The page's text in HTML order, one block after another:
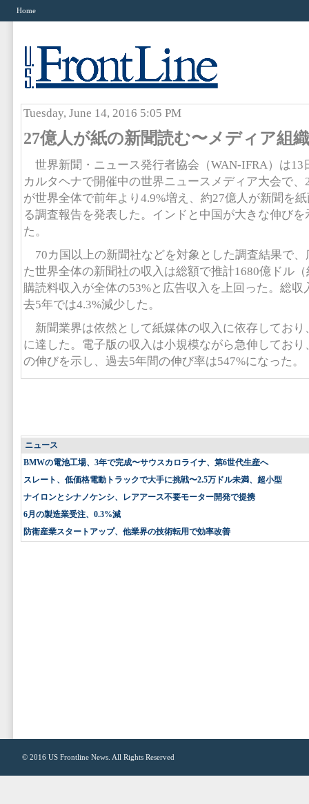
Home
Tuesday, June 14, 2016 5:05 PM
27億人が紙の新聞読む〜メディア組
世界新聞・ニュース発行者協会（WAN-IFRA）は13
カルタヘナで開催中の世界ニュースメディア大会で
が世界全体で前年より4.9%増え、約27億人が新聞を
る調査報告を発表した。インドと中国が大きな伸び
た。
70カ国以上の新聞社などを対象とした調査結果で
た世界全体の新聞社の収入は総額で推計1680億ドル
購読料収入が全体の53%と広告収入を上回った。総収
去5年では4.3%減少した。
新聞業界は依然として紙媒体の収入に依存しており
に達した。電子版の収入は小規模ながら急伸しており
の伸びを示し、過去5年間の伸び率は547%になった。
ニュース
BMWの電池工場、3年で完成〜サウスカロライナ、第6世代生産へ
スレート、低価格電動トラックで大手に挑戦〜2.5万ドル未満、超小型
ナイロンとシナノケンシ、レアアース不要モーター開発で提携
6月の製造業受注、0.3%減
防衛産業スタートアップ、他業界の技術転用で効率改善
© 2016 US Frontline News . All Rights Reserved